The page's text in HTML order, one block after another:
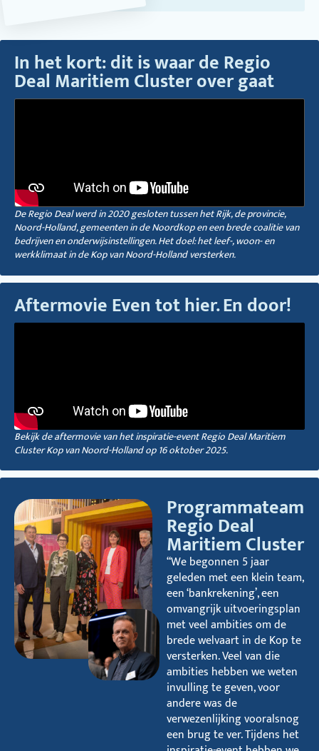
In het kort: dit is waar de Regio
Deal Maritiem Cluster over gaat
De Regio Deal werd in 2020 gesloten tussen het Rijk, de provincie,
Noord-Holland, gemeenten in de Noordkop en een brede coalitie van
bedrijven en onderwijsinstellingen. Het doel: het leef-, woon- en
werkklimaat in de Kop van Noord-Holland versterken.
Aftermovie Even tot hier. En door!
Bekijk de aftermovie van het inspiratie-event Regio Deal Maritiem
Cluster Kop van Noord-Holland op 16 oktober 2025.
Programmateam
Regio Deal
Maritiem Cluster
“We begonnen 5 jaar
geleden met een klein team,
een ‘bankrekening’, een
omvangrijk uitvoeringsplan
met veel ambities om de
brede welvaart in de Kop te
versterken. Veel van die
ambities hebben we weten
invulling te geven, voor
andere was de
verwezenlijking vooralsnog
een brug te ver. Tijdens het